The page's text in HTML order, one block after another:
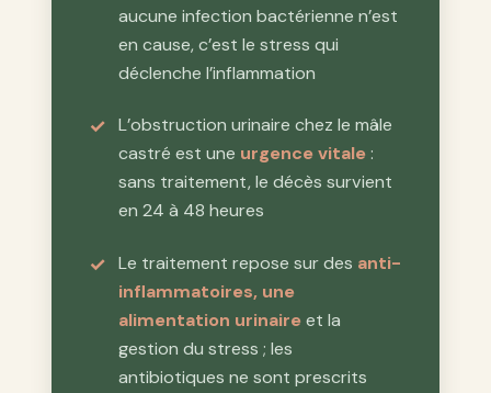
aucune infection bactérienne n’est
en cause, c’est le stress qui
déclenche l’inflammation
L’obstruction urinaire chez le mâle
castré est une urgence vitale :
sans traitement, le décès survient
en 24 à 48 heures
Le traitement repose sur des anti-
inflammatoires, une
alimentation urinaireet la
gestion du stress ; les
antibiotiques ne sont prescrits